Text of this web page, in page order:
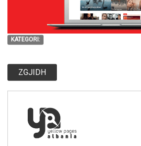
KATEGORI:
ZGJIDH